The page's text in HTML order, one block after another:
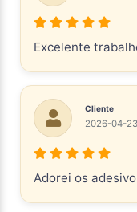
Excelente
Cliente
2026-04-
Adorei os